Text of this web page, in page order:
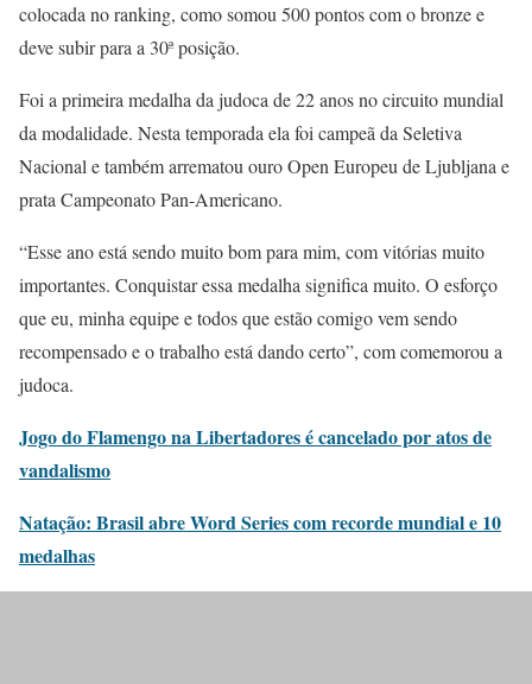
colocada no ranking, como somou 500 pontos com o bronze e
deve subir para a 30ª posição.
Foi a primeira medalha da judoca de 22 anos no circuito mundial
da modalidade. Nesta temporada ela foi campeã da Seletiva
Nacional e também arrematou ouro Open Europeu de Ljubljana e
prata Campeonato Pan-Americano.
“Esse ano está sendo muito bom para mim, com vitórias muito
importantes. Conquistar essa medalha significa muito. O esforço
que eu, minha equipe e todos que estão comigo vem sendo
recompensado e o trabalho está dando certo”, com comemorou a
judoca.
Jogo do Flamengo na Libertadores é cancelado por atos de
vandalismo
Natação: Brasil abre Word Series com recorde mundial e 10
medalhas